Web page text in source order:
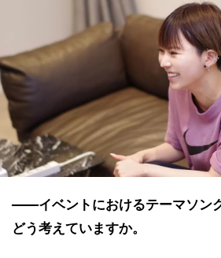
――イベントにおけるテーマソン
どう考えていますか。